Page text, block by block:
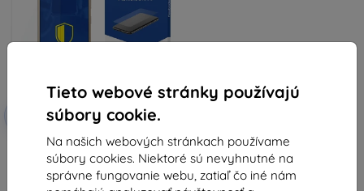
Tieto webové stránky používajú
súbory cookie.
Na našich webových stránkach používame
súbory cookies. Niektoré sú nevyhnutné na
správne fungovanie webu, zatiaľ čo iné nám
Zľava s
kupónom
EXTRA10
3MK FlexibleGlass Lenovo K6
Note hybridné sklo
8,91 €